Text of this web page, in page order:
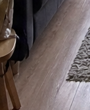
Fueron
principalmente
mantuvo constante.